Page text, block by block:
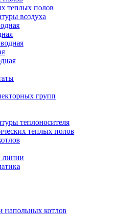
теплых полов
воздуха
групп
теплоносителя
теплых полов
линии
напольных котлов